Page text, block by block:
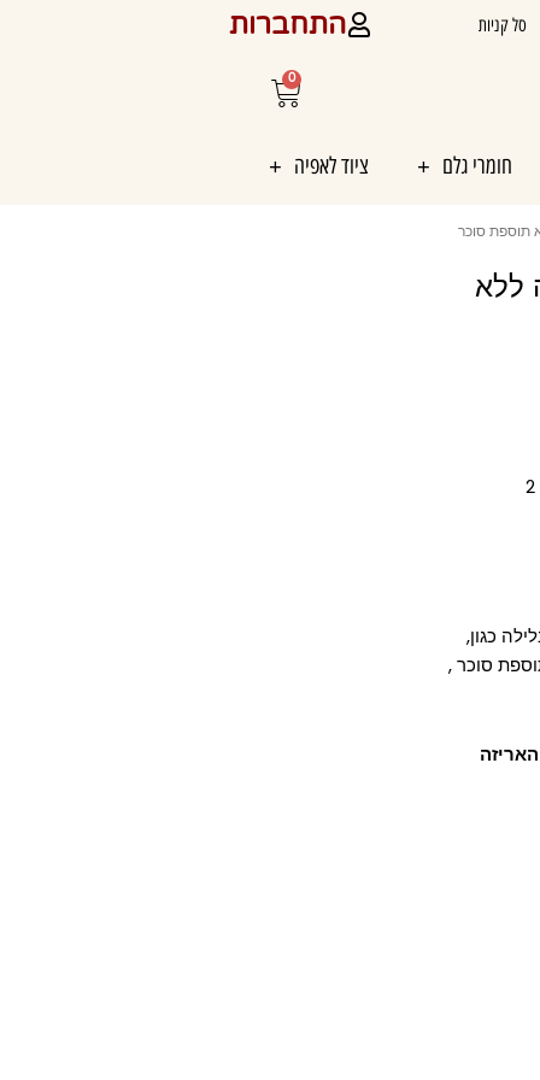
סל קניות התחברות
0
עגלת
קניות
חומרי גלם ציוד לאפיה
תוספת סוכר
ללא
להכנת 2
כגון,
סוכר ,